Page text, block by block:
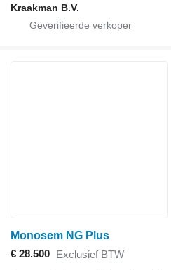
Kraakman B.V.
Monosem NG Plus
€ 28.500 Exclusief BTW